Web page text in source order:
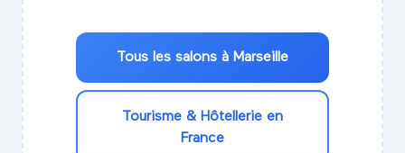
Tous les salons à Marseille
Tourisme & Hôtellerie en
France